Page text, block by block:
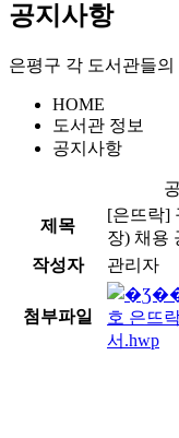
공지사항
은평구 각 도서관들
HOME
도서관 정보
공지사항
제목
[은뜨락]
장) 채용
작성자
관리자
첨부파일
호 은뜨
서.hwp